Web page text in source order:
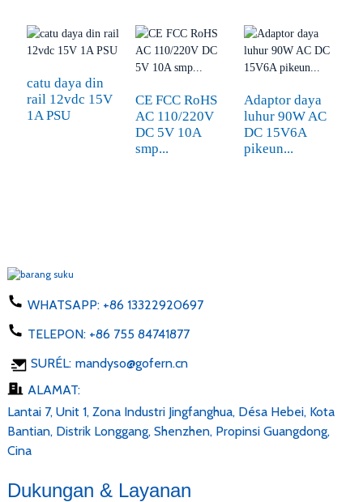
catu daya din
rail 12vdc 15V
1A PSU
CE FCC RoHS
AC 110/220V
DC 5V 10A
smp...
Adaptor daya
luhur 90W AC
DC 15V6A
pikeun...
WHATSAPP: +86 13322920697
TELEPON: +86 755 84741877
SURÉL: mandyso@gofern.cn
ALAMAT:
Lantai 7, Unit 1, Zona Industri Jingfanghua, Désa Hebei, Kota
Bantian, Distrik Longgang, Shenzhen, Propinsi Guangdong,
Cina
Dukungan & Layanan